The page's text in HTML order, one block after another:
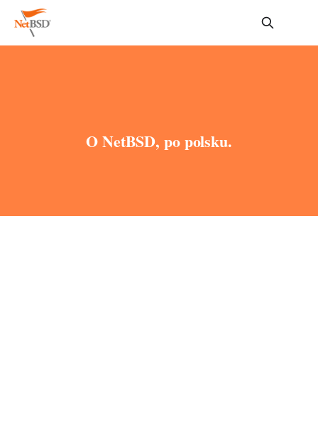
O NetBSD, po polsku.